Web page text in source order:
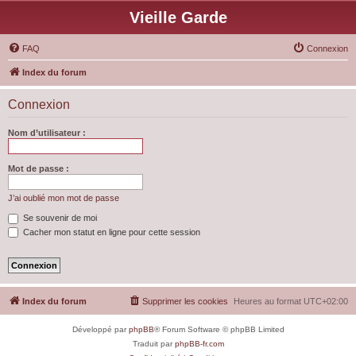
Vieille Garde
FAQ Connexion
Index du forum
Connexion
Nom d’utilisateur :
Mot de passe :
J’ai oublié mon mot de passe
Se souvenir de moi
Cacher mon statut en ligne pour cette session
Index du forum Heures au format UTC+02:00
Supprimer les cookies
Développé parphpBB® Forum Software © phpBB Limited
Traduit parphpBB-fr.com